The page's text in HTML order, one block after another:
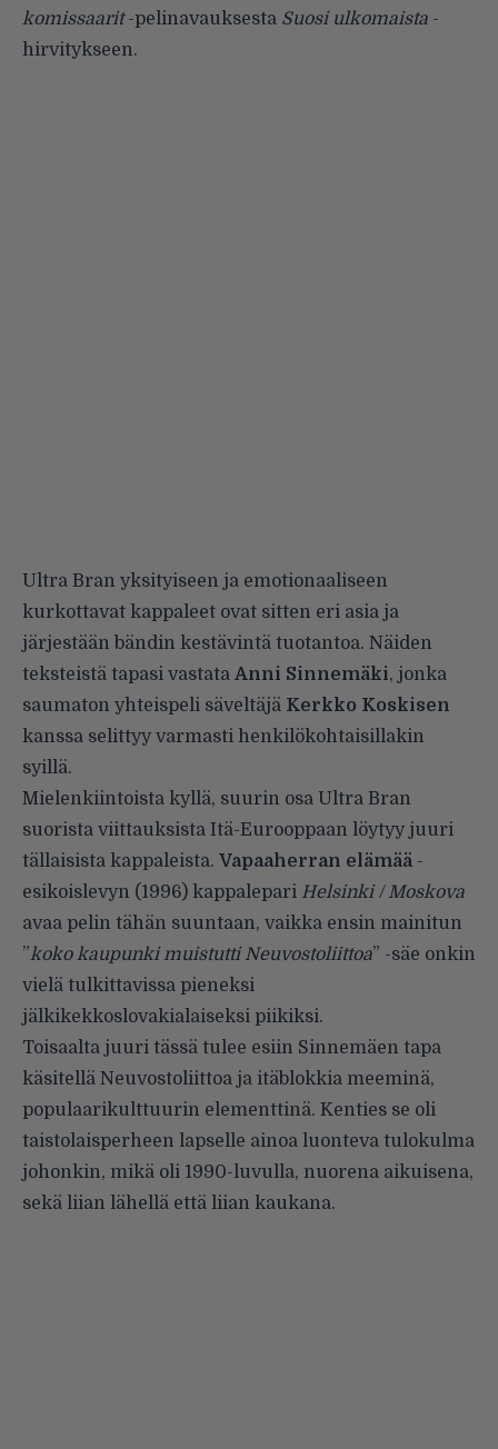
komissaarit-pelinavauksesta Suosi ulkomaista -
hirvitykseen.
Ultra Bran yksityiseen ja emotionaaliseen
kurkottavat kappaleet ovat sitten eri asia ja
järjestään bändin kestävintä tuotantoa. Näiden
teksteistä tapasi vastata Anni Sinnemäki, jonka
saumaton yhteispeli säveltäjä Kerkko Koskisen
kanssa selittyy varmasti henkilökohtaisillakin
syillä.
Mielenkiintoista kyllä, suurin osa Ultra Bran
suorista viittauksista Itä-Eurooppaan löytyy juuri
tällaisista kappaleista. Vapaaherran elämää -
esikoislevyn (1996) kappalepari Helsinki / Moskova
avaa pelin tähän suuntaan, vaikka ensin mainitun
”koko kaupunki muistutti Neuvostoliittoa” -säe onkin
vielä tulkittavissa pieneksi
jälkikekkoslovakialaiseksi piikiksi.
Toisaalta juuri tässä tulee esiin Sinnemäen tapa
käsitellä Neuvostoliittoa ja itäblokkia meeminä,
populaarikulttuurin elementtinä. Kenties se oli
taistolaisperheen lapselle ainoa luonteva tulokulma
johonkin, mikä oli 1990-luvulla, nuorena aikuisena,
sekä liian lähellä että liian kaukana.